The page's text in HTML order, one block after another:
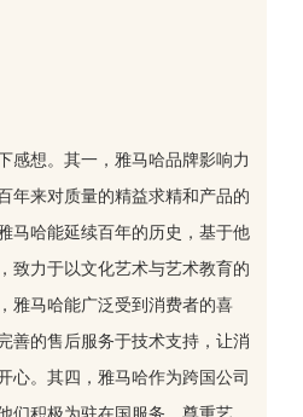
感想。其一，雅马哈品牌影响力
年来对质量的精益求精和产品的
马哈能延续百年的历史，基于他
致力于以文化艺术与艺术教育的
雅马哈能广泛受到消费者的喜
善的售后服务于技术支持，让消
心。其四，雅马哈作为跨国公司